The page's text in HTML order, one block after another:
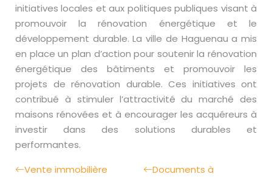
initiatives locales et aux politiques publiques visant à
promouvoir la rénovation énergétique et le
développement durable. La ville de Haguenau a mis
en place un plan d’action pour soutenir la rénovation
énergétique des bâtiments et promouvoir les
projets de rénovation durable. Ces initiatives ont
contribué à stimuler l’attractivité du marché des
maisons rénovées et à encourager les acquéreurs à
investir dans des solutions durables et
performantes.
Vente immobilière
Documents à